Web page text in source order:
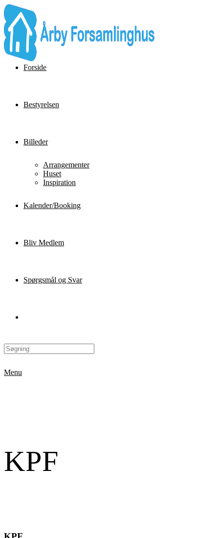
Forside
Bestyrelsen
Billeder
Arrangementer
Huset
Inspiration
Kalender/Booking
Bliv Medlem
Spørgsmål og Svar
Menu
KPF